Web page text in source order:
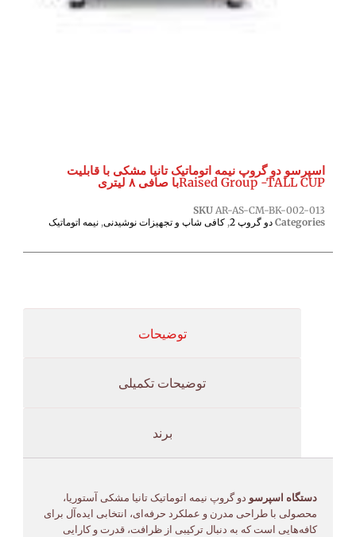
اسپرسو دو گروپ نیمه اتوماتیک تانیا مشکی با قابلیت
Raised Group -TALL CUPبا صافی ۸ لیتری
SKU AR-AS-CM-BK-002-013
Categories دو گروپ 2 , کافی شاپ و تجهیزات نوشیدنی, نیمه اتوماتیک
توضیحات
توضیحات تکمیلی
برند
دستگاه اسپرسو دو گروپ نیمه اتوماتیک تانیا مشکی آستوریا،
محصولی با طراحی مدرن و عملکرد حرفه‌ای، انتخابی ایده‌آل برای
کافه‌هایی است که به دنبال ترکیبی از ظرافت، قدرت و کارایی